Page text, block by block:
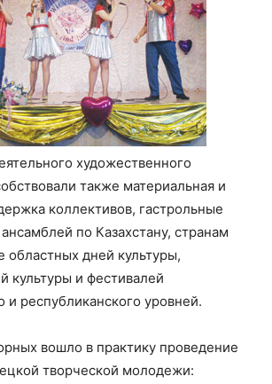
художественного
также материальная и
коллективов, гастрольные
по Казахстану, странам
областных дней культуры,
культуры и фестивалей
республиканского уровней.
вошло в практику проведение
творческой молодежи: